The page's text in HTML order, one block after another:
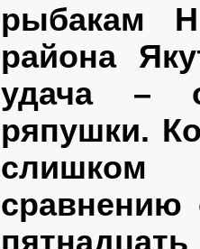
рыбакам
района
удача –
ряпушки.